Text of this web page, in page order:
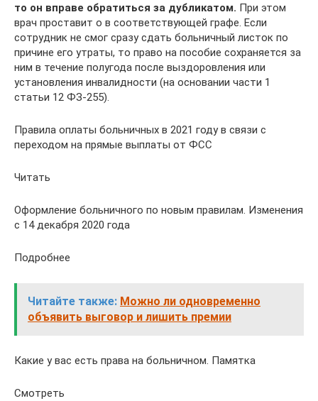
то он вправе обратиться за дубликатом. При этом
врач проставит о в соответствующей графе. Если
сотрудник не смог сразу сдать больничный листок по
причине его утраты, то право на пособие сохраняется за
ним в течение полугода после выздоровления или
установления инвалидности (на основании части 1
статьи 12 ФЗ-255).
Правила оплаты больничных в 2021 году в связи с
переходом на прямые выплаты от ФСС
Читать
Оформление больничного по новым правилам. Изменения
с 14 декабря 2020 года
Подробнее
Читайте также: Можно ли одновременно
объявить выговор и лишить премии
Какие у вас есть права на больничном. Памятка
Смотреть